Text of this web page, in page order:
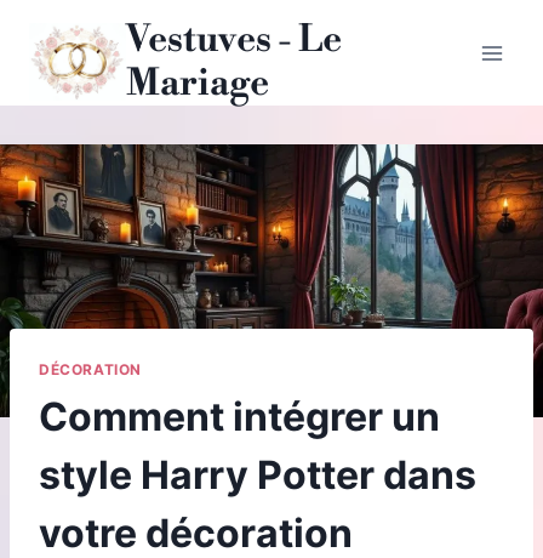
contenu
Vestuves - Le
Mariage
DÉCORATION
Comment intégrer un
style Harry Potter dans
votre décoration